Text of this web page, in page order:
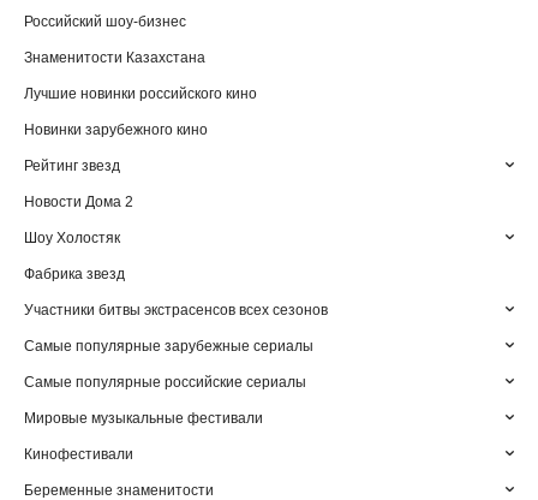
Российский шоу-бизнес
Знаменитости Казахстана
Лучшие новинки российского кино
Новинки зарубежного кино
Рейтинг звезд
Новости Дома 2
Шоу Холостяк
Фабрика звезд
Участники битвы экстрасенсов всех сезонов
Самые популярные зарубежные сериалы
Самые популярные российские сериалы
Мировые музыкальные фестивали
Кинофестивали
Беременные знаменитости